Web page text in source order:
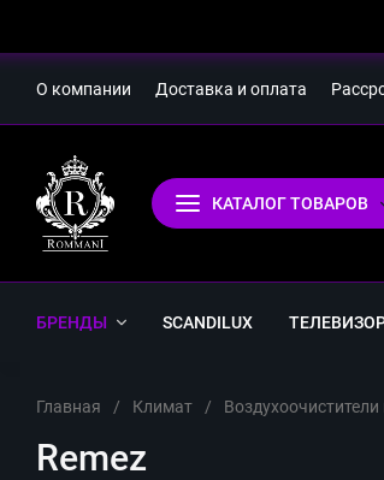
О компании Доставка и оплата
КАТАЛОГ ТОВАРОВ
БРЕНДЫ SCANDILUX
Главная / Климат /
Remez